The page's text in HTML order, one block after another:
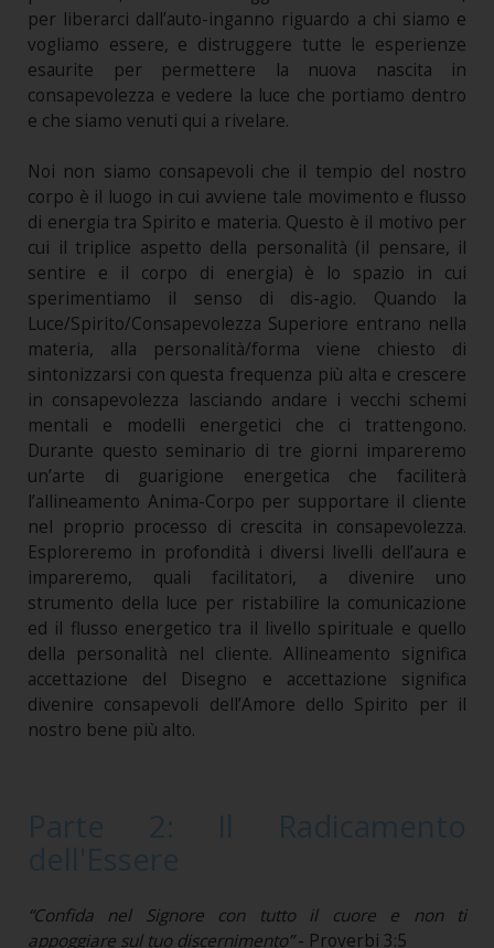
per liberarci dall’auto-inganno riguardo a chi siamo e
vogliamo essere, e distruggere tutte le esperienze
esaurite per permettere la nuova nascita in
consapevolezza e vedere la luce che portiamo dentro
e che siamo venuti qui a rivelare.
Noi non siamo consapevoli che il tempio del nostro
corpo è il luogo in cui avviene tale movimento e flusso
di energia tra Spirito e materia. Questo è il motivo per
cui il triplice aspetto della personalità (il pensare, il
sentire e il corpo di energia) è lo spazio in cui
sperimentiamo il senso di dis-agio. Quando la
Luce/Spirito/Consapevolezza Superiore entrano nella
materia, alla personalità/forma viene chiesto di
sintonizzarsi con questa frequenza più alta e crescere
in consapevolezza lasciando andare i vecchi schemi
mentali e modelli energetici che ci trattengono.
Durante questo seminario di tre giorni impareremo
un’arte di guarigione energetica che faciliterà
l’allineamento Anima-Corpo per supportare il cliente
nel proprio processo di crescita in consapevolezza.
Esploreremo in profondità i diversi livelli dell’aura e
impareremo, quali facilitatori, a divenire uno
strumento della luce per ristabilire la comunicazione
ed il flusso energetico tra il livello spirituale e quello
della personalità nel cliente. Allineamento significa
accettazione del Disegno e accettazione significa
divenire consapevoli dell’Amore dello Spirito per il
nostro bene più alto.
“Confida nel Signore con tutto il cuore e non ti
appoggiare sul tuo discernimento”- Proverbi 3:5